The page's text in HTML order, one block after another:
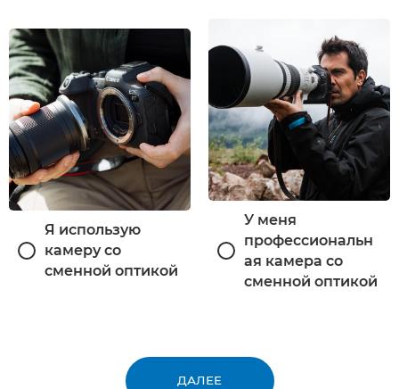
Я использую
камеру со
сменной оптикой
У меня
профессиональн
ая камера со
сменной оптикой
ДАЛЕЕ